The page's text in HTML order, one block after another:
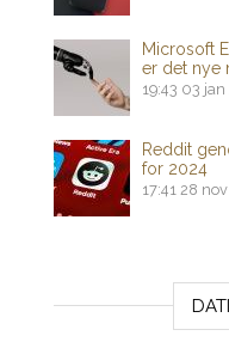
Microsoft
er det nye
19:43 03 jan
Reddit
for 2024
17:41 28